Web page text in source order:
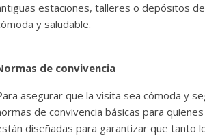
estaciones, talleres o depósitos
y saludable.
de convivencia
asegurar que la visita sea cómoda y
de convivencia básicas para
diseñadas para garantizar que tanto